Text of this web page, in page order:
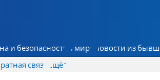
и безопасность В мире Новости из
связь Ещё